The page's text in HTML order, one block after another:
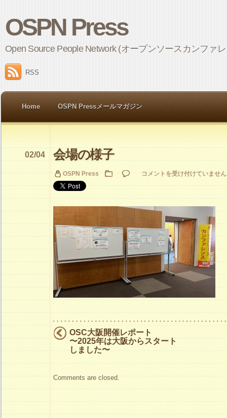
OSPN Press
Open Source People Network (オープンソースカンファ
RSS
Home OSPN Pressメールマガジン
会場の様子
02/04
OSPN Press 会
子
コメントを受け付けていません
OSC大阪開催レポート
〜2025年は大阪からスタート
しました〜
Comments are closed.